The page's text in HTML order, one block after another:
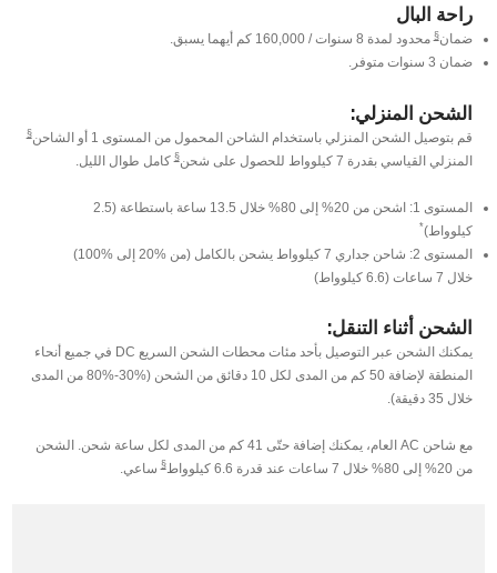
راحة البال
ضمان§ محدود لمدة 8 سنوات / 160,000 كم أيهما يسبق.
ضمان 3 سنوات متوفر.
الشحن المنزلي:
قم بتوصيل الشحن المنزلي باستخدام الشاحن المحمول من المستوى 1 أو الشاحن
المنزلي القياسي بقدرة 7 كيلوواط للحصول على شحن كامل طوال الليل.
المستوى 1: اشحن من 20% إلى 80% خلال 13.5 ساعة باستطاعة (2.5
كيلوواط) *
المستوى 2: شاحن جداري 7 كيلوواط يشحن بالكامل (من %20 إلى %100)
خلال 7 ساعات (6.6 كيلوواط)
الشحن أثناء التنقل:
يمكنك الشحن عبر التوصيل بأحد مئات محطات الشحن السريع DC في جميع أنحاء
المنطقة لإضافة 50 كم من المدى لكل 10 دقائق من الشحن (%30-%80 من المدى
خلال 35 دقيقة).
مع شاحن AC العام، يمكنك إضافة حتّى 41 كم من المدى لكل ساعة شحن. الشحن
من 20% إلى 80% خلال 7 ساعات عند قدرة 6.6 كيلوواط
ساعي.